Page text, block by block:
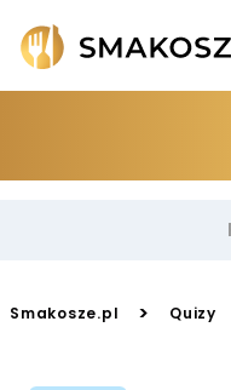
Smakosze.pl > Quizy